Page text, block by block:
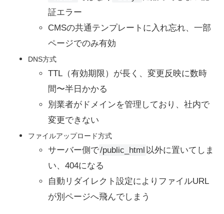
証エラー
CMSの共通テンプレートに入れ忘れ、一部
ページでのみ有効
DNS方式
TTL（有効期限）が長く、変更反映に数時
間〜半日かかる
別業者がドメインを管理しており、社内で
変更できない
ファイルアップロード方式
サーバー側で/public_html 以外に置いてしま
い、404になる
自動リダイレクト設定によりファイルURL
が別ページへ飛んでしまう